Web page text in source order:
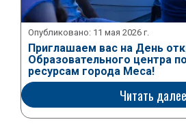
Опубликовано: 11 мая 2026 г.
Приглашаем вас на День
Образовательного центра
ресурсам города Меса!
Читать далее